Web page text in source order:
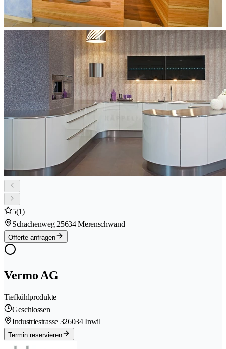
5(1)
Schachenweg 25634 Merenschwand
Offerte anfragen
Vermo AG
Tiefkühlprodukte
Geschlossen
Industriestrasse 326034 Inwil
Termin reservieren